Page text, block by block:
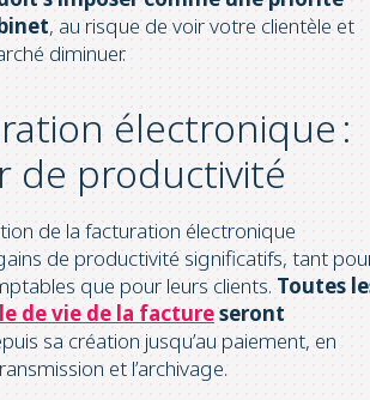
, au risque de voir votre clientèle et
diminuer.
électronique :
de productivité
de la facturation électronique
de productivité significatifs, tant
que pour leurs clients. Toutes
de vie de la factureseront
sa création jusqu’au paiement, en
et l’archivage.